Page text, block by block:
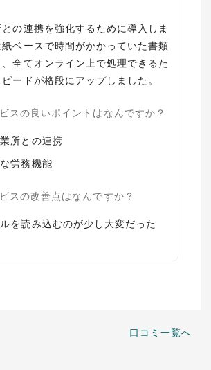
の連携を強化するために導入しま
紙ベースで時間がかかっていた書類
全てオンライン上で処理できるた
ードが格段にアップしました。
スの良いポイントはなんですか？
所との連携
労務機能
スの改善点はなんですか？
を読み込むのが少し大変だった
口コミ一覧へ